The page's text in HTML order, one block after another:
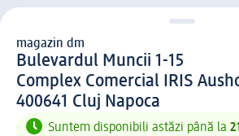
magazin d m
magazin dm
Bulevardul Muncii 1-15
Complex Comercial IRIS
4 0 0 6 4 1
400641 Cluj Napoca
Suntem disponibili astăzi până la